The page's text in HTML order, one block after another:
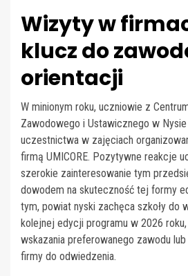
Wizyty w
klucz do
orientacji
W minionym roku, uczniowie z
Zawodowego i Ustawicznego w
uczestnictwa w zajęciach
firmą UMICORE. Pozytywne reakcje
szerokie zainteresowanie tym
dowodem na skuteczność tej formy
tym, powiat nyski zachęca szkoły do
kolejnej edycji programu w 2026
wskazania preferowanego zawodu
firmy do odwiedzenia.